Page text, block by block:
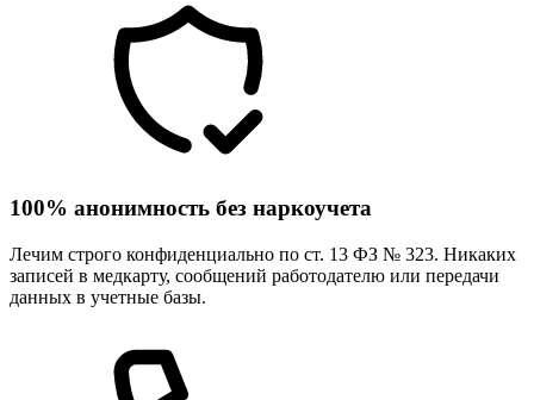
100% анонимность без наркоучета
Лечим строго конфиденциально по ст. 13 ФЗ № 323. Никаких
записей в медкарту, сообщений работодателю или передачи
данных в учетные базы.